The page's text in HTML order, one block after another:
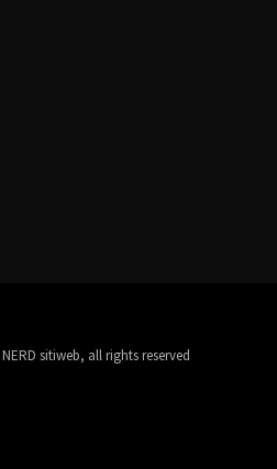
NERD sitiweb, all rights reserved